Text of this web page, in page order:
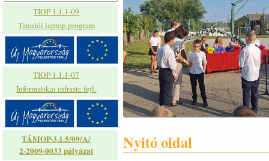
TIOP 1.1.1-09
Tanulói laptop program
TIOP 1.1.1-07
Informatikai infrastr. fejl.
TÁMOP-3.1.5/09/A/
2-2009-0033 pályázat
Nyitó oldal